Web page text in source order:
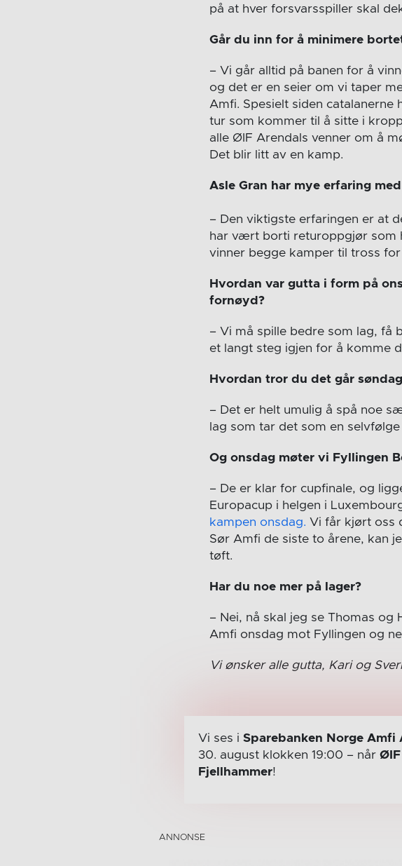
på at hver forsvarsspiller skal
Går du inn for å minimere
– Vi går alltid på banen for å
og det er en seier om vi taper
Amfi. Spesielt siden catalanerne
tur som kommer til å sitte i
alle ØIF Arendals venner om å
Det blir litt av en kamp.
Asle Gran har mye erfaring
– Den viktigste erfaringen er at
har vært borti returoppgjør som
vinner begge kamper til tross
Hvordan var gutta i form på
fornøyd?
– Vi må spille bedre som lag, få
et langt steg igjen for å komme
Hvordan tror du det går
– Det er helt umulig å spå noe
lag som tar det som en selvfølge
Og onsdag møter vi Fyllingen
– De er klar for cupfinale, og
Europacup i helgen i
kampen onsdag. Vi får kjørt oss
Sør Amfi de siste to årene, kan
tøft.
Har du noe mer på lager?
– Nei, nå skal jeg se Thomas og
Amfi onsdag mot Fyllingen og
Vi ønsker alle gutta, Kari og
Vi ses i Sparebanken Norge Amfi
30. august klokken 19:00 – når ØIF
Fjellhammer!